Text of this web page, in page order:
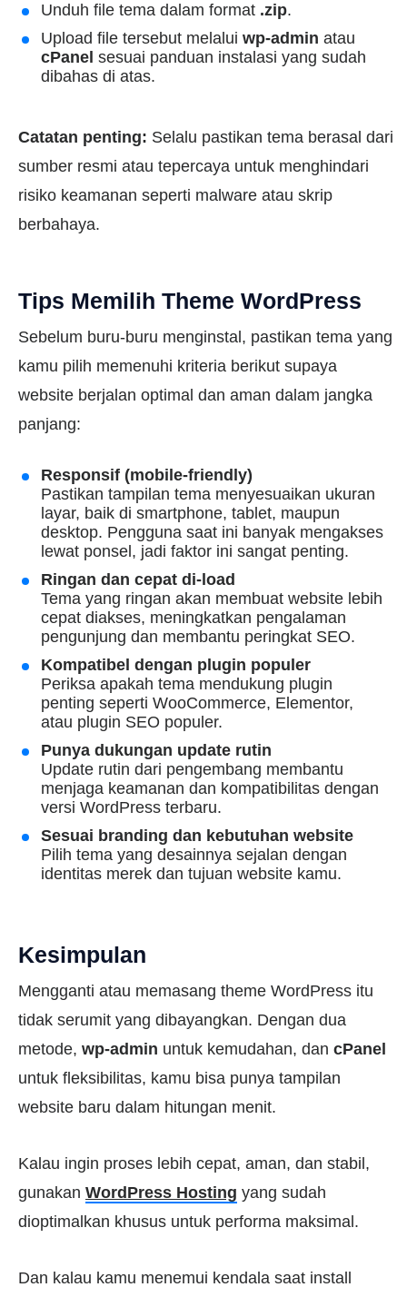
Unduh file tema dalam format .zip.
Upload file tersebut melalui wp-admin atau
cPanel sesuai panduan instalasi yang sudah
dibahas di atas.
Catatan penting: Selalu pastikan tema berasal dari
sumber resmi atau tepercaya untuk menghindari
risiko keamanan seperti malware atau skrip
berbahaya.
Tips Memilih Theme WordPress
Sebelum buru-buru menginstal, pastikan tema yang
kamu pilih memenuhi kriteria berikut supaya
website berjalan optimal dan aman dalam jangka
panjang:
Responsif (mobile-friendly)
Pastikan tampilan tema menyesuaikan ukuran
layar, baik di smartphone, tablet, maupun
desktop. Pengguna saat ini banyak mengakses
lewat ponsel, jadi faktor ini sangat penting.
Ringan dan cepat di-load
Tema yang ringan akan membuat website lebih
cepat diakses, meningkatkan pengalaman
pengunjung dan membantu peringkat SEO.
Kompatibel dengan plugin populer
Periksa apakah tema mendukung plugin
penting seperti WooCommerce, Elementor,
atau plugin SEO populer.
Punya dukungan update rutin
Update rutin dari pengembang membantu
menjaga keamanan dan kompatibilitas dengan
versi WordPress terbaru.
Sesuai branding dan kebutuhan website
Pilih tema yang desainnya sejalan dengan
identitas merek dan tujuan website kamu.
Kesimpulan
Mengganti atau memasang theme WordPress itu
tidak serumit yang dibayangkan. Dengan dua
metode, wp-admin untuk kemudahan, dan cPanel
untuk fleksibilitas, kamu bisa punya tampilan
website baru dalam hitungan menit.
Kalau ingin proses lebih cepat, aman, dan stabil,
gunakan WordPress Hosting yang sudah
dioptimalkan khusus untuk performa maksimal.
Dan kalau kamu menemui kendala saat install